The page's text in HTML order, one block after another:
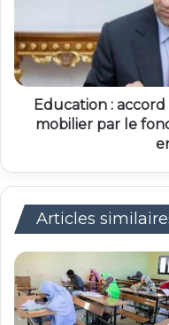
Education :
mobilier par le
Articles